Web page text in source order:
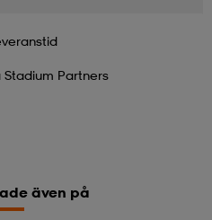
Partners
även på